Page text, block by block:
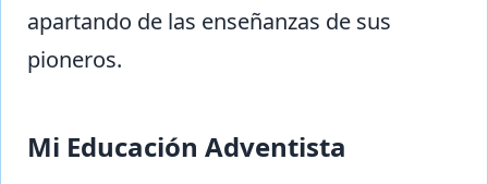
apartando de las enseñanzas de sus
pioneros.
Mi Educación Adventista